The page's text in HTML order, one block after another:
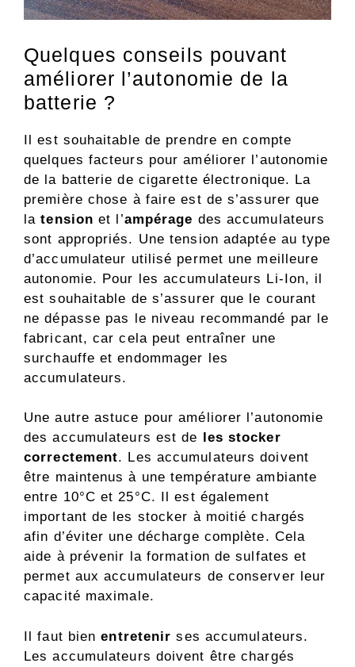
Quelques conseils pouvant
améliorer l’autonomie de la
batterie ?
Il est souhaitable de prendre en compte
quelques facteurs pour améliorer l’autonomie
de la batterie de cigarette électronique. La
première chose à faire est de s’assurer que
latension et l’ampérage des accumulateurs
sont appropriés. Une tension adaptée au type
d’accumulateur utilisé permet une meilleure
autonomie. Pour les accumulateurs Li-Ion, il
est souhaitable de s’assurer que le courant
ne dépasse pas le niveau recommandé par le
fabricant, car cela peut entraîner une
surchauffe et endommager les
accumulateurs.
Une autre astuce pour améliorer l’autonomie
des accumulateurs est de les stocker
correctement. Les accumulateurs doivent
être maintenus à une température ambiante
entre 10°C et 25°C. Il est également
important de les stocker à moitié chargés
afin d’éviter une décharge complète. Cela
aide à prévenir la formation de sulfates et
permet aux accumulateurs de conserver leur
capacité maximale.
Il faut bienentretenir ses accumulateurs.
Les accumulateurs doivent être chargés